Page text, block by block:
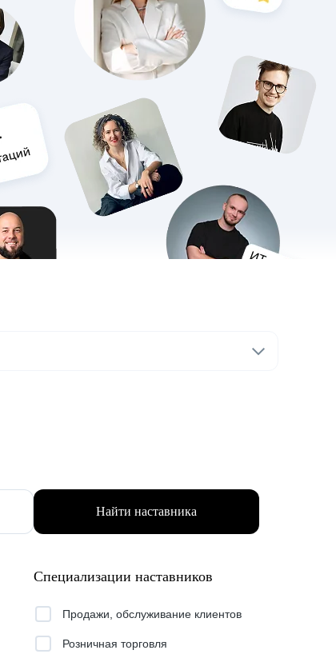
Найти наставника
Специализации наставников
Продажи, обслуживание клиентов
Розничная торговля